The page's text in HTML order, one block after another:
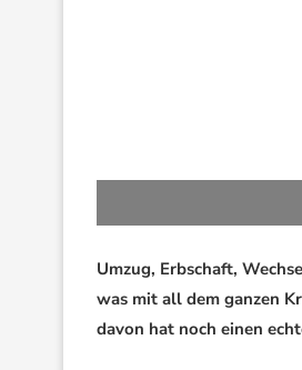
Umzug, Erbschaft,
was mit all dem ganzen
davon hat noch einen